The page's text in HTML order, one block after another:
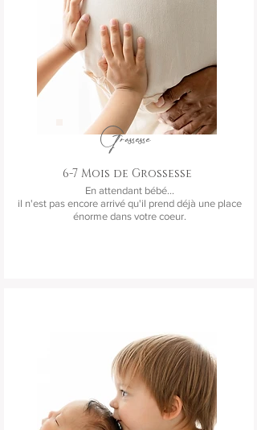
Grossesse
6-7 Mois de Grossesse
En attendant bébé...
il n'est pas encore arrivé qu'il prend déjà une place
énorme dans votre coeur.